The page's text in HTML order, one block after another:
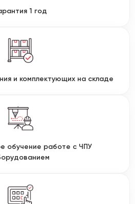
1 год
и комплектующих на складе
обучение работе с ЧПУ